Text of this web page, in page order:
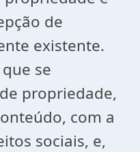
de
existente.
se
propriedade,
com a
sociais, e,